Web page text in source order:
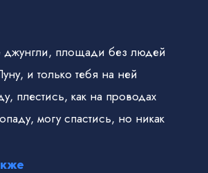
джунгли, площади без людей
и только тебя на ней
плестись, как на проводах
могу спастись, но никак